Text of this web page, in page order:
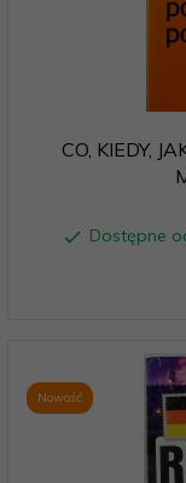
CO, KIEDY,
Dostępne
Nowość